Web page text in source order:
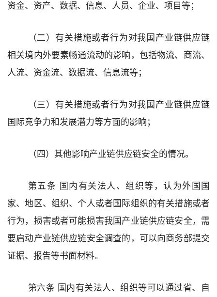
资金、资产、数据、信息、人员、企业、项目等；
（二） 有关措施或者行为对我国产业链供应链
相关境内外要素畅通流动的影响，包括物流、商流、
人流、资金流、数据流、信息流等；
（三） 有关措施或者行为对我国产业链供应链
国际竞争力和发展潜力等方面的影响；
（四） 其他影响产业链供应链安全的情况。
第五条 国内有关法人、组织等，认为外国国
家、地区、组织、个人或者国际组织的有关措施或者
行为，损害或者可能损害我国产业链供应链安全， 需
要启动产业链供应链安全调查的， 可以向商务部提交
证据、报告等书面材料。
第六条 国内有关法人、组织等可以通过省、自